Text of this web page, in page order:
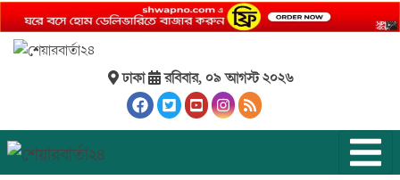
ঢাকা রবিবার, ০৯ আগস্ট ২০২৬